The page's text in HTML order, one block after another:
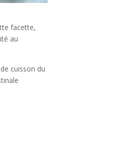
facette,
au
cuisson du